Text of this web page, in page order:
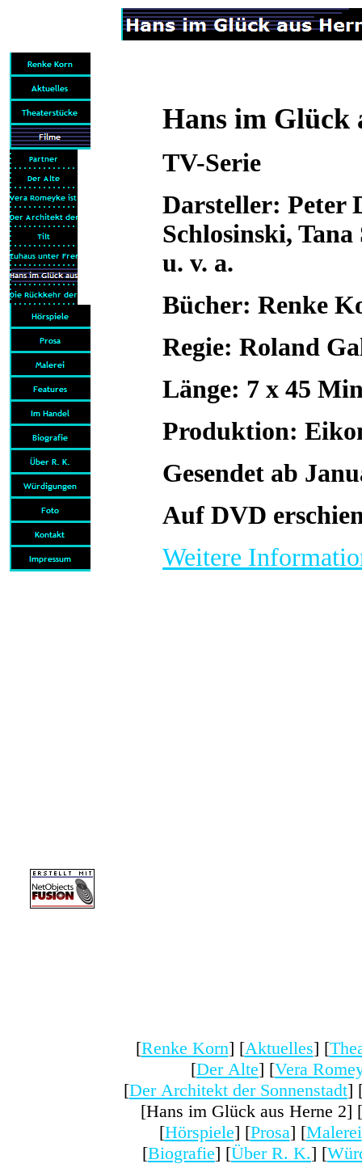
Hans im Glück
TV-Serie
Darsteller: Peter
Schlosinski,
u. v. a.
Bücher: Renke
Regie: Roland
Länge: 7 x 45
Produktion:
Gesendet ab
Auf DVD
Weitere
[Renke Korn] [Aktuelles] [
[Der Alte] [Vera
[Der Architekt der Sonnenstadt]
[Hans im Glück aus Herne 2] [
[Hörspiele] [Prosa] [Malerei
[Biografie] [Über R. K.] [